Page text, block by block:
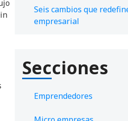
Seis cambios que
empresarial
Secciones
Emprendedores